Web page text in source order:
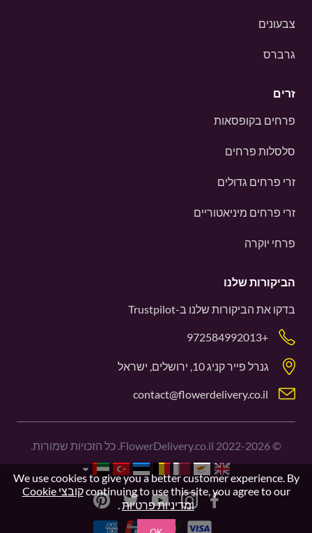
צבעונים
גרברס
זרים
פרחים בקופסאות
סלסלות פרחים
זרי פרחים גדולים
זרי פרחים מיניאטוריים
פרחי יוקרה
הביקורות שלנו
בדקו את הביקורות שלנו ב-Trustpilot
+972584992013
גנרל פייר קניג 10, ירושלים, ישראל
contact@flowerdelivery.co.il
©
2022-2026
We use cookies to give you a better customer experience. By
continuing to use this site, you agree to our
קובצי Cookie
ומדיניות פרטיות.